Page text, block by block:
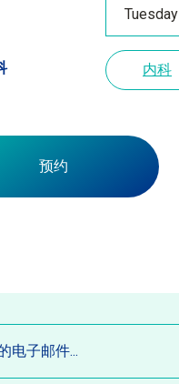
Tuesday
内科
预约